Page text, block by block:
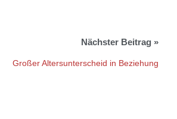
Großer Altersunterscheid in Beziehung